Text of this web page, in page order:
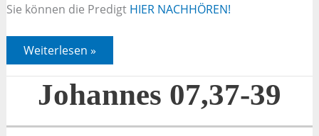
Sie können die Predigt HIER NACHHÖREN!
Apostelgeschichte
19,1-
7
Weiterlesen »
Johannes 07,37-39